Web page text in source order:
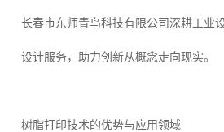
长春市东师青鸟科技有限公司深耕工业
设计服务，助力创新从概念走向现实。
树脂打印技术的优势与应用领域